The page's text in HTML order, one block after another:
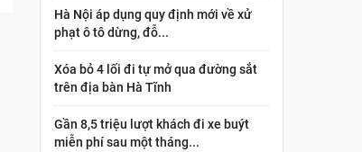
Hà Nội áp dụng quy định mới về xử
phạt ô tô dừng, đỗ...
Xóa bỏ 4 lối đi tự mở qua đường sắt
trên địa bàn Hà Tĩnh
Gần 8,5 triệu lượt khách đi xe buýt
miễn phí sau một tháng...